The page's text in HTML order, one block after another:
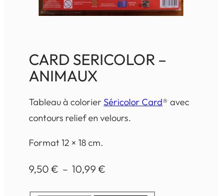
CARD SERICOLOR –
ANIMAUX
Tableau à colorier Séricolor Card® avec
contours relief en velours.
Format 12 × 18 cm.
9,50€ – 10,99€